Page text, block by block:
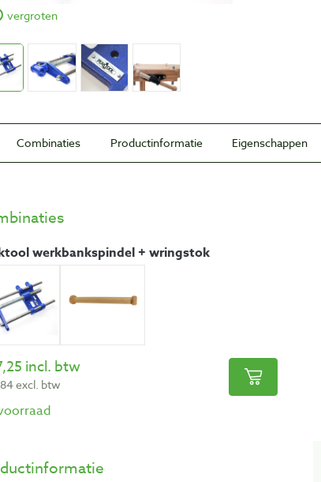
vergroten
Combinaties Productinformatie Eigenschappen
werkbankspindel + wringstok
incl. btw
excl. btw